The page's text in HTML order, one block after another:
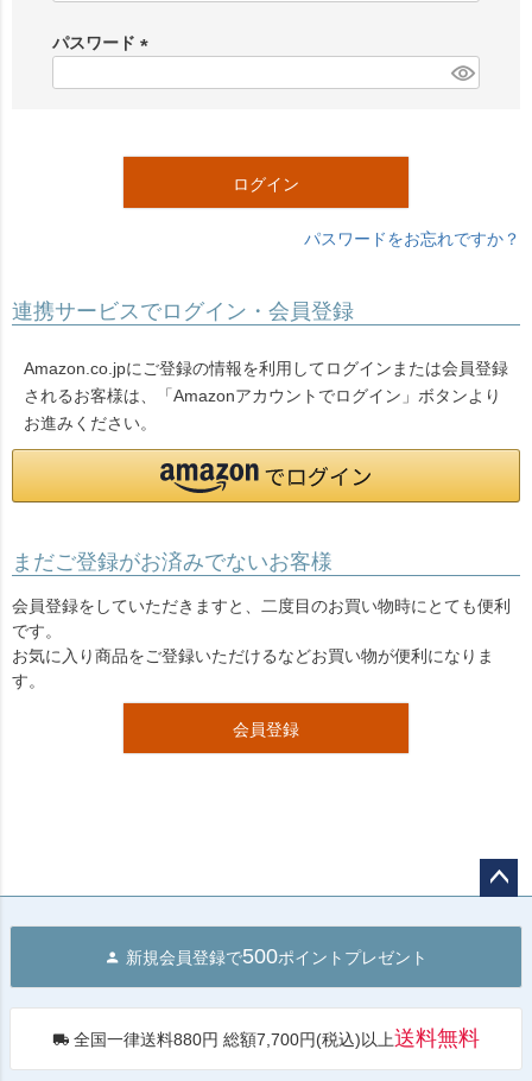
)
パスワード
ログイン
パスワードをお忘れですか？
連携サービスでログイン・会員登録
Amazon.co.jpにご登録の情報を利用してログインまたは会員登録
されるお客様は、「Amazonアカウントでログイン」ボタンより
お進みください。
まだご登録がお済みでないお客様
会員登録をしていただきますと、二度目のお買い物時にとても便利
です。
お気に入り商品をご登録いただけるなどお買い物が便利になりま
す。
会員登録
へ
新規会員登録で500ポイントプレゼント
全国一律送料880円 総額7,700円(税込)以上送料無料